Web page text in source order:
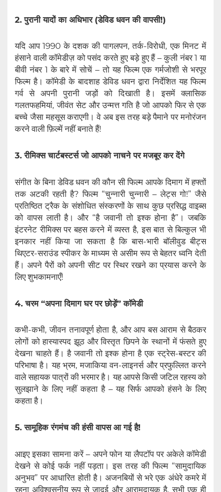
2. पुरानी यादों का अधिभार (डेविड धवन की वापसी!)
यदि आप 1990 के दशक की पागलपन, तर्क-विरोधी, एक मिनट में
हंसाने वाली कॉमेडीज़ को पसंद करते हुए बड़े हुए हैं – कुली नंबर 1 या
बीवी नंबर 1 के बारे में सोचें – तो यह फिल्म एक गर्मजोशी से भरपूर
फिल्म है। कॉमेडी के बादशाह डेविड धवन द्वारा निर्देशित यह फिल्म
गर्व से अपनी पुरानी जड़ों को दिखाती है। इसमें क्लासिक
गलतफहमियां, जीवंत सेट और उन्मत्त गति है जो आपको फिर से एक
बच्चे जैसा महसूस कराएगी। वे अब इस तरह बड़े पैमाने पर मनोरंजन
करने वाली फ़िल्में नहीं बनाते हैं!
3. रीमिक्स चार्टबस्टर्स जो आपको नाचने पर मजबूर कर देंगे
संगीत के बिना डेविड धवन की कौन सी फिल्म आपके दिमाग में हफ्तों
तक अटकी रहती है? फिल्म “चुन्नारी चुन्नारी – लेट्स गो!” जैसे
प्रतिष्ठित ट्रैक के संशोधित संस्करणों के साथ कुछ प्रसिद्ध वाइब्स
को वापस लाती है। और “है जवानी तो इश्क होना है”। जबकि
इंटरनेट रीमिक्स पर बहस करने में व्यस्त है, इस बात से बिल्कुल भी
इनकार नहीं किया जा सकता है कि बास-भारी बॉलीवुड बीट्स
थिएटर-सराउंड स्पीकर के माध्यम से असीम रूप से बेहतर ध्वनि देती
हैं। अपने पैरों को अपनी सीट पर स्थिर रखने का प्रयास करने के
लिए शुभकामनाएँ!
4. चरम “अपना दिमाग घर पर छोड़ें” कॉमेडी
कभी-कभी, जीवन तनावपूर्ण होता है, और आप बस आराम से बैठकर
लोगों को हास्यास्पद झूठ और विस्तृत छिपने के स्थानों में फंसते हुए
देखना चाहते हैं। है जवानी तो इश्क होना है एक स्ट्रेस-बस्टर की
परिभाषा है। यह भ्रम, मजाकिया वन-लाइनर्स और प्रफुल्लित करने
वाले सहायक पात्रों की भरमार है। यह आपसे किसी जटिल रहस्य को
सुलझाने के लिए नहीं कहता है – यह सिर्फ आपको हंसने के लिए
कहता है।
5. सामूहिक रंगमंच की हंसी वापस आ गई है!
आइए इसका सामना करें – अपने फोन या लैपटॉप पर अकेले कॉमेडी
देखने से कोई फर्क नहीं पड़ता। इस तरह की फिल्म “सामुदायिक
अनुभव” पर आधारित होती है। अजनबियों से भरे एक अंधेरे कमरे में
रहना अविश्वसनीय रूप से जादुई और आरामदायक है, सभी एक ही